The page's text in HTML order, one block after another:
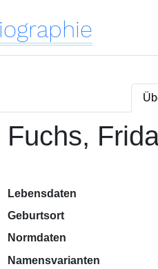
Fuchs,
Lebensdaten
Geburtsort
Normdaten
Namensvarianten